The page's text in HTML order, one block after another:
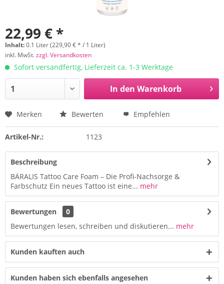
22,99 € *
Inhalt:0.1 Liter (229,90 € * / 1 Liter)
inkl. MwSt.zzgl. Versandkosten
Sofort versandfertig, Lieferzeit ca. 1-3 Werktage
In den Warenkorb
Merken Bewerten Empfehlen
Artikel-Nr.: 1123
Beschreibung
BÄRALIS Tattoo Care Foam – Die Profi-Nachsorge &
Farbschutz Ein neues Tattoo ist eine... mehr
Bewertungen
0
Bewertungen lesen, schreiben und diskutieren... mehr
Kunden kauften auch
Kunden haben sich ebenfalls angesehen